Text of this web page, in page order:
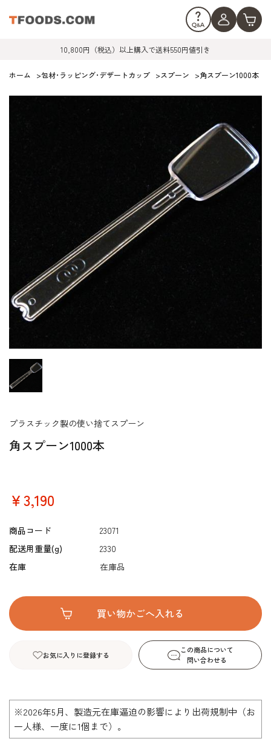
10,800円（税込）以上購入で送料550円値引き
ホーム >包材･ラッピング･デザートカップ >スプーン >角スプーン1000本
角スプーン1000本
プラスチック製の使い捨てスプーン
￥3,190
商品コード
23071
配送用重量(g)
2330
在庫
在庫品
お気に入りに登録する
この商品について
問い合わせる
※2026年5月、製造元在庫逼迫の影響により出荷規制中（お
一人様、一度に1個まで）。